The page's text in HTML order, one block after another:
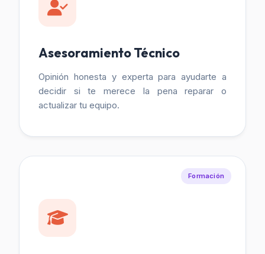
Asesoramiento Técnico
Opinión honesta y experta para ayudarte a
decidir si te merece la pena reparar o
actualizar tu equipo.
Formación